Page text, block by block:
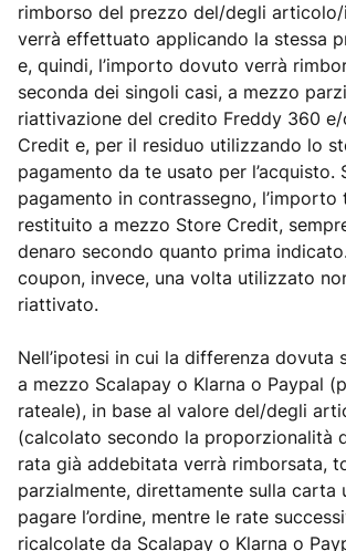
rimborso del prezzo del/degli
verrà effettuato applicando la stessa
e, quindi, l’importo dovuto verrà
seconda dei singoli casi, a mezzo
riattivazione del credito Freddy 360
Credit e, per il residuo utilizzando lo
pagamento da te usato per l’acquisto.
pagamento in contrassegno, l’importo
restituito a mezzo Store Credit,
denaro secondo quanto prima
coupon, invece, una volta utilizzato
riattivato.
Nell’ipotesi in cui la differenza dovuta
a mezzo Scalapay o Klarna o Paypal
rateale), in base al valore del/degli
(calcolato secondo la proporzionalità
rata già addebitata verrà rimborsata,
parzialmente, direttamente sulla carta
pagare l’ordine, mentre le rate
ricalcolate da Scalapay o Klarna o